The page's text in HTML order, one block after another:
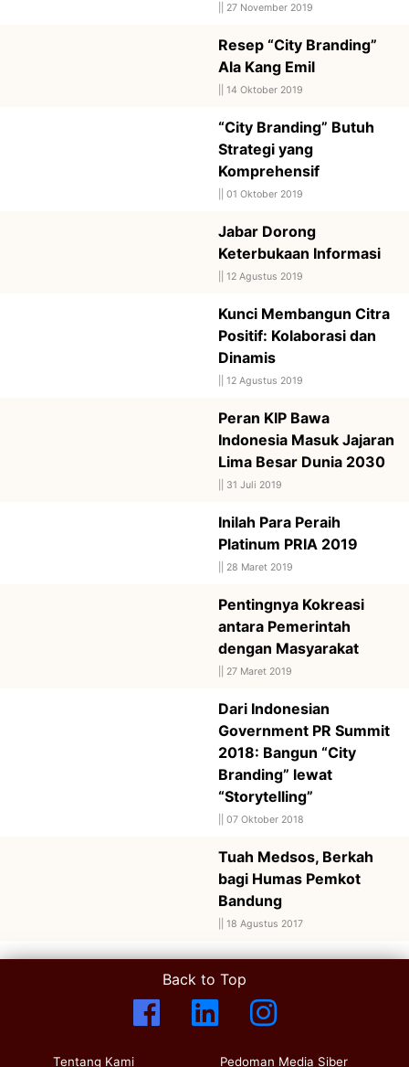
27 November 2019
Resep “City Branding”
Ala Kang Emil
14 Oktober 2019
“City Branding” Butuh
Strategi yang
Komprehensif
01 Oktober 2019
Jabar Dorong
Keterbukaan Informasi
12 Agustus 2019
Kunci Membangun Citra
Positif: Kolaborasi dan
Dinamis
12 Agustus 2019
Peran KIP Bawa
Indonesia Masuk Jajaran
Lima Besar Dunia 2030
31 Juli 2019
Inilah Para Peraih
Platinum PRIA 2019
28 Maret 2019
Pentingnya Kokreasi
antara Pemerintah
dengan Masyarakat
27 Maret 2019
Dari Indonesian
Government PR Summit
2018: Bangun “City
Branding” lewat
“Storytelling”
07 Oktober 2018
Tuah Medsos, Berkah
bagi Humas Pemkot
Bandung
18 Agustus 2017
Back to Top
Tentang Kami Pedoman Media Siber